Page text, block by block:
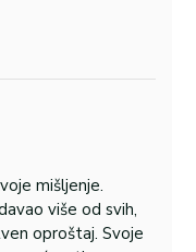
mišljenje.
više od svih,
oproštaj. Svoje